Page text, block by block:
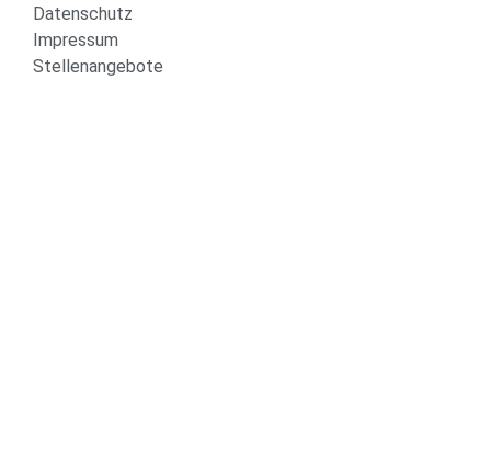
Datenschutz
Impressum
Stellenangebote